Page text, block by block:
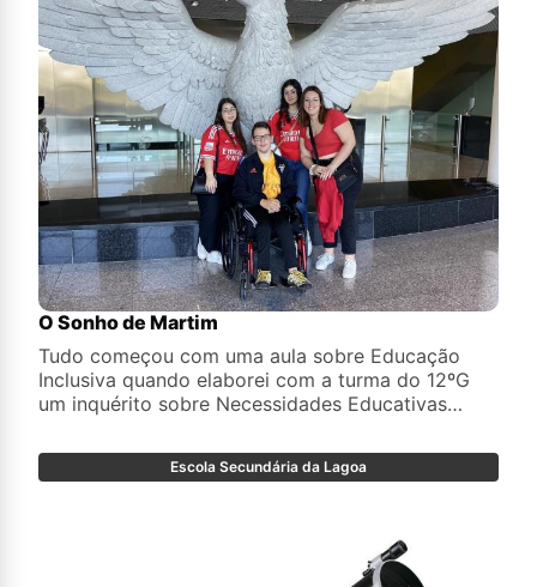
O Sonho de Martim
Tudo começou com uma aula sobre Educação
Inclusiva quando elaborei com a turma do 12ºG
um inquérito sobre Necessidades Educativas
Escola Secundária da Lagoa